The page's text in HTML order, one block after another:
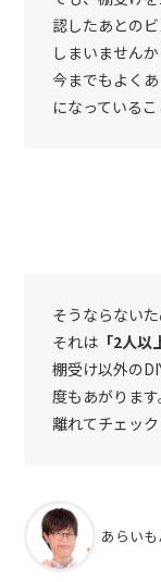
認したあとの
しまいませんか
今までもよく
になっている
そうならない
それは 「2人以
棚受け以外の
度もあがります
離れてチェッ
あらい